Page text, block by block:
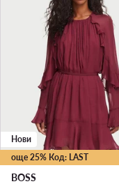
още 25% Код: LAST
Нови
BOSS